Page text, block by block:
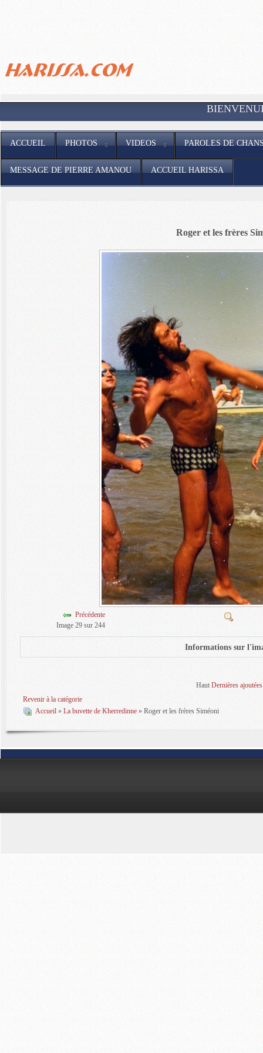
BIENVENUE SUR LE
ACCUEIL PHOTOS VIDEOS PAROLES DE
MESSAGE DE PIERRE AMANOU ACCUEIL HARISSA
Roger et les frères
Précédente
Image 29 sur 244
Informations sur
Haut Dernières ajoutées
Revenir à la catégorie
Accueil» La buvette de Kherredinne» Roger et les frères Siméoni